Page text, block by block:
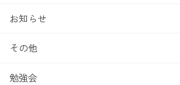
お知らせ
その他
勉強会